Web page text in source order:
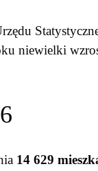
niewielki
14 629